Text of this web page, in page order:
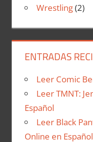
Wrestling(2)
ENTRADAS
Leer Comic
Leer TMNT:
Español
Leer Black
Online en Español